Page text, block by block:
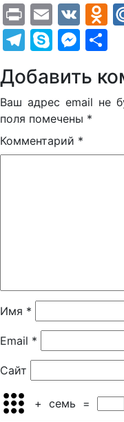
PrintEmail
VK
Telegram
Skype
Добавить
Ваш адрес email не
поля помечены *
Комментарий *
Имя *
Email *
Сайт
+ семь =